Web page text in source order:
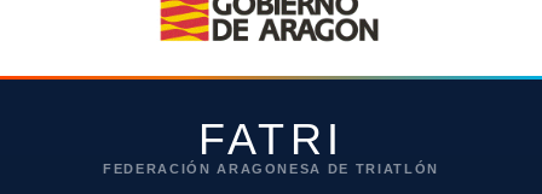
FATRI
FEDERACIÓN ARAGONESA DE TRIATLÓN